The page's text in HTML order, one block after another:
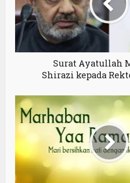
Surat Ayatullah
Shirazi kepada